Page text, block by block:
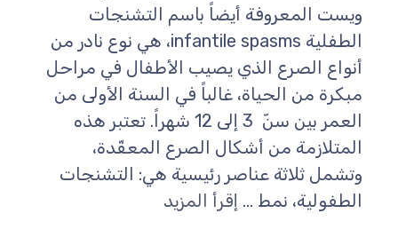
ويست المعروفة أيضاً باسم التشنجات
الطفلية infantile spasms، هي نوع نادر من
أنواع الصرع الذي يصيب الأطفال في مراحل
مبكرة من الحياة، غالباً في السنة الأولى من
العمر بين سنّ 3 إلى 12 شهراً. تعتبر هذه
المتلازمة من أشكال الصرع المعقّدة،
وتشمل ثلاثة عناصر رئيسية هي: التشنجات
الطفولية، نمط ... إقرأ المزيد